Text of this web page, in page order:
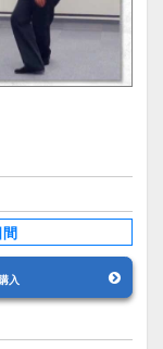
間
入